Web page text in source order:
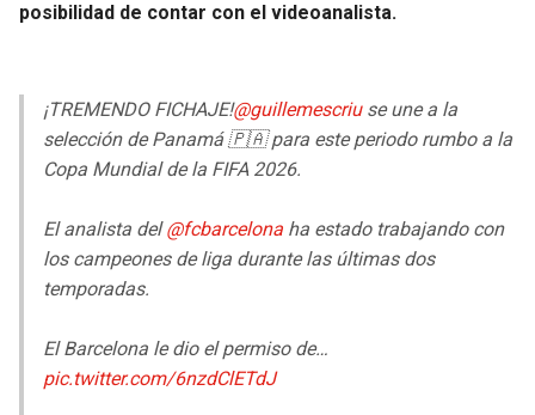
posibilidad de contar con el videoanalista.
¡TREMENDO FICHAJE!@guillemescriuse une a la
selección de Panamá 🇵🇦 para este periodo rumbo a la
Copa Mundial de la FIFA 2026.
El analista del@fcbarcelona ha estado trabajando con
los campeones de liga durante las últimas dos
temporadas.
El Barcelona le dio el permiso de…
pic.twitter.com/6nzdClETdJ